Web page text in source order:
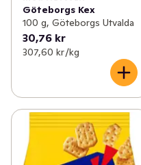
Göteborgs Kex
100 g, Göteborgs Utvalda
30,76 kr
307,60 kr /kg